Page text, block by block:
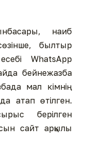
наиб
былтыр
WhatsApp
бейнежазба
мал кімнің
атап өтілген.
берілген
сайт арқылы